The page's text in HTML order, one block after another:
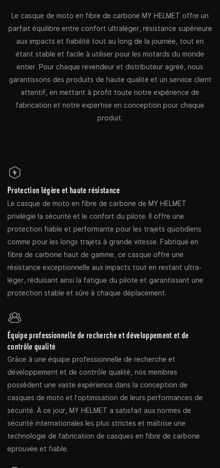
Le casque de moto en fibre de carbone MY HELMET offre un
parfait équilibre entre confort ultraléger, résistance supérieure
aux impacts et fiabilité tout au long de la journée, tout en
étant stable et facile à utiliser pour les motards du monde
entier. Pour chaque revendeur et distributeur agréé, nous
garantissons des produits de haute qualité et un service client
attentif, en mettant à profit toute notre expérience de
fabrication et notre expertise en conception pour chaque
produit.
Protection légère et haute résistance
Le casque de moto en fibre de carbone de MY HELMET
privilégie la sécurité et le confort du pilote. Il offre une
protection fiable et performante pour les trajets quotidiens
comme pour les longs trajets à grande vitesse. Fabriqué en
fibre de carbone haut de gamme, ce casque offre une
résistance exceptionnelle aux impacts tout en restant ultra-
léger, réduisant ainsi la fatigue du pilote et garantissant une
protection stable et sûre à chaque déplacement.
Équipe professionnelle de recherche et développement et de
contrôle qualité
Grâce à une équipe professionnelle de recherche et
développement et de contrôle qualité, nos membres
possèdent une vaste expérience dans la conception de
casques de moto et l'optimisation de leurs performances de
sécurité. À ce jour, MY HELMET a satisfait aux normes de
sécurité internationales les plus strictes et maîtrise une
technologie de fabrication de casques en fibre de carbone
éprouvée et fiable.